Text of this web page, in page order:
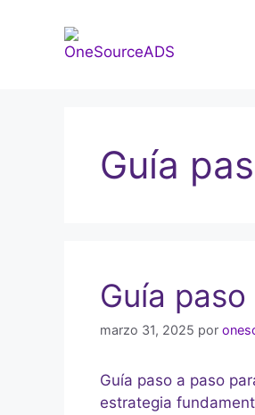
Guía
Guía
marzo 31, 2025 por
Guía paso a paso
estrategia